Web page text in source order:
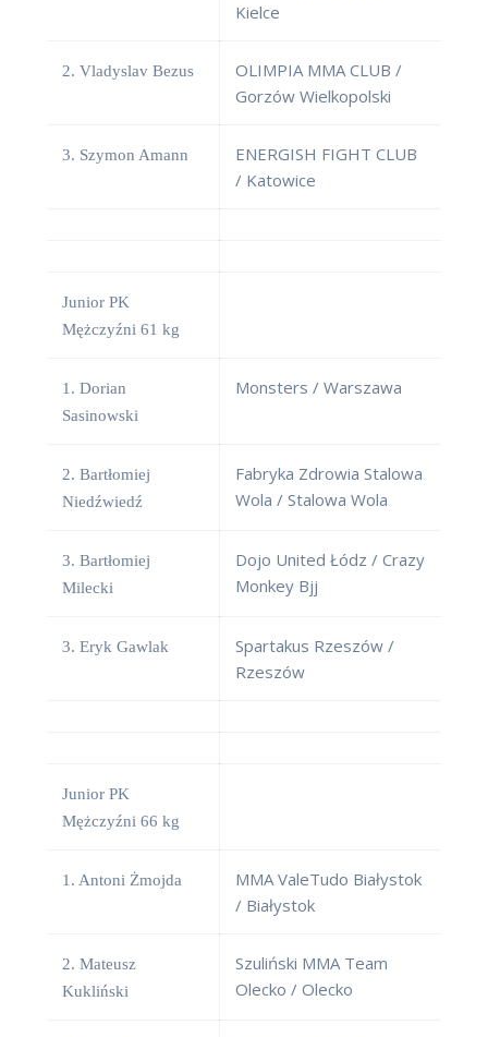
Kielce
2. Vladyslav Bezus
OLIMPIA MMA CLUB /
Gorzów Wielkopolski
3. Szymon Amann
ENERGISH FIGHT CLUB
/ Katowice
Junior PK
Mężczyźni 61 kg
1. Dorian
Sasinowski
Monsters / Warszawa
2. Bartłomiej
Niedźwiedź
Fabryka Zdrowia Stalowa
Wola / Stalowa Wola
3. Bartłomiej
Milecki
Dojo United Łódz / Crazy
Monkey Bjj
3. Eryk Gawlak
Spartakus Rzeszów /
Rzeszów
Junior PK
Mężczyźni 66 kg
1. Antoni Żmojda
MMA ValeTudo Białystok
/ Białystok
2. Mateusz
Kukliński
Szuliński MMA Team
Olecko / Olecko